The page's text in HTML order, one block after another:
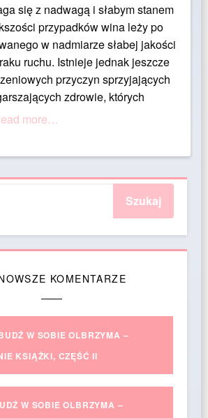
się z nadwagą i słabym stanem
przypadków wina leży po
w nadmiarze słabej jakości
ruchu. Istnieje jednak jeszcze
przyczyn sprzyjających
zdrowie, których
more…
KOMENTARZE
W SOBIE OLBRZYMA –
KSIĄŻKI, CZĘŚĆ II
W SOBIE OLBRZYMA –